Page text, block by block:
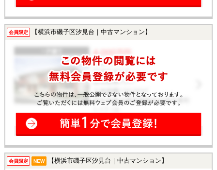
会員限定 【横浜市磯子区汐見台｜中古マンション】
会員限定 NEW 【横浜市磯子区汐見台｜中古マンション】